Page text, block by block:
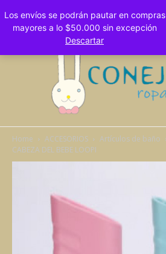
Home ACCESORIOS Artículos de baño
CABEZA DEL BEBE LOOPI
Los envíos se podrán pautar en compras
mayores a lo $50.000 sin excepción
Descartar